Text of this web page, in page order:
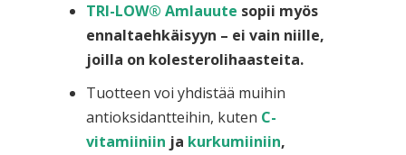
TRI-LOW® Amlauute sopii myös
ennaltaehkäisyyn – ei vain niille,
joilla on kolesterolihaasteita.
Tuotteen voi yhdistää muihin
antioksidantteihin, kuten C-
vitamiiniin ja kurkumiiniin,